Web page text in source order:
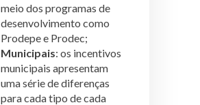
meio dos programas de
desenvolvimento como
Prodepe e Prodec;
Municipais: os incentivos
municipais apresentam
uma série de diferenças
para cada tipo de cada